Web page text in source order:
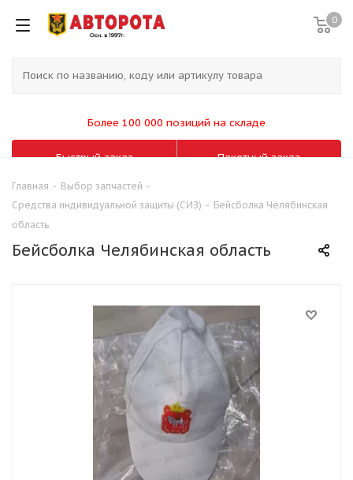
0
Более 100 000 позиций на складе
Быстрый заказ Пакетный заказ
Главная - Выбор запчастей -
Средства индивидуальной защиты (СИЗ) - Бейсболка Челябинская
область
Бейсболка Челябинская область